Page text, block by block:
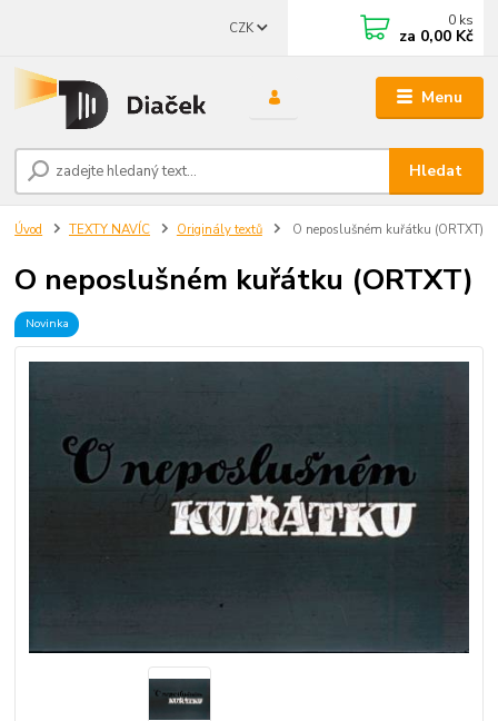
Menu
CZK
Hledat
0 ks
za 0,00 Kč
Úvod TEXTY NAVÍC Originály textů O neposlušném kuřátku (ORTXT)
O neposlušném kuřátku (ORTXT)
Novinka